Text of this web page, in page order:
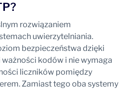
rozwiązaniem
uwierzytelniania.
bezpieczeństwa dzięki
kodów i nie wymaga
liczników pomiędzy
Zamiast tego oba systemy